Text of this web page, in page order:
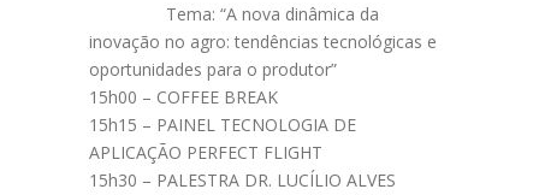
Tema: “A nova dinâmica da
inovação no agro: tendências tecnológicas e
oportunidades para o produtor”
15h00 – COFFEE BREAK
15h15 – PAINEL TECNOLOGIA DE
APLICAÇÃO PERFECT FLIGHT
15h30 – PALESTRA DR. LUCÍLIO ALVES